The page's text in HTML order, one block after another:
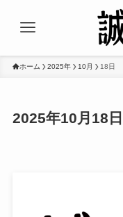
ホーム 2025年 10月 18日
2025年10月18日